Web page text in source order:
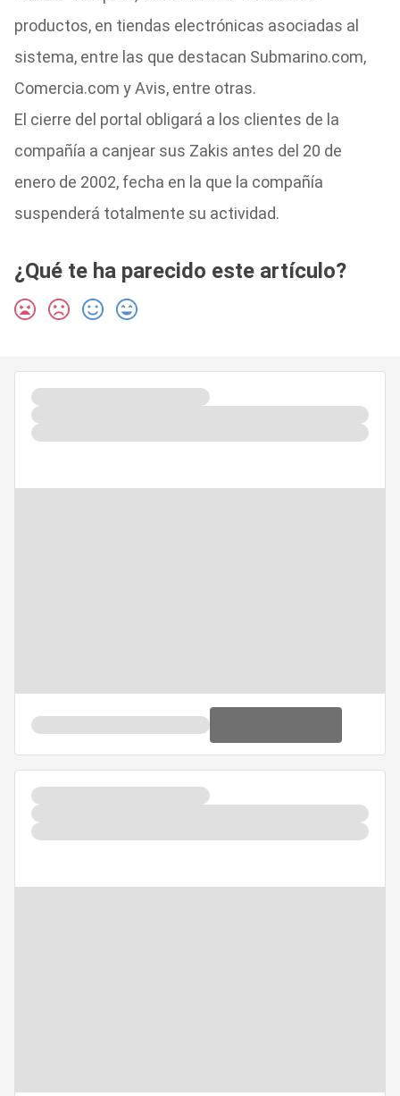
productos, en tiendas electrónicas asociadas al
sistema, entre las que destacan Submarino.com,
Comercia.com y Avis, entre otras.
El cierre del portal obligará a los clientes de la
compañía a canjear sus Zakis antes del 20 de
enero de 2002, fecha en la que la compañía
suspenderá totalmente su actividad.
¿Qué te ha parecido este artículo?